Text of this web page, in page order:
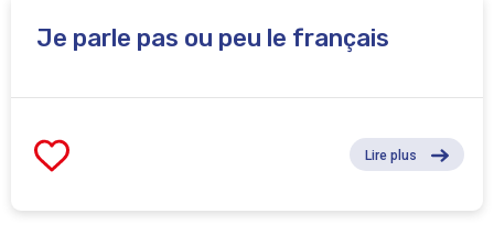
Je parle pas ou peu le français
Lire plus